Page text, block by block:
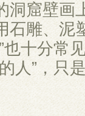
洞窟壁画
石雕、泥
也十分常
人”，只